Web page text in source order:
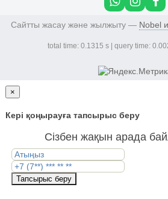
Сайтты жасау және жылжыту — Nobel
total time: 0.1315 s | query time:
×
Кері қоңырауға тапсырыс беру
Сізбен жақын арада
Тапсырыс беру